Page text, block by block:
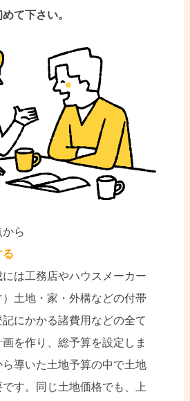
て下さい。
ら
る
には工務店やハウスメーカー
土地・家・外構などの付帯
にかかる諸費用などの全て
を作り、総予算を設定しま
導いた土地予算の中で土地
す。同じ土地価格でも、上